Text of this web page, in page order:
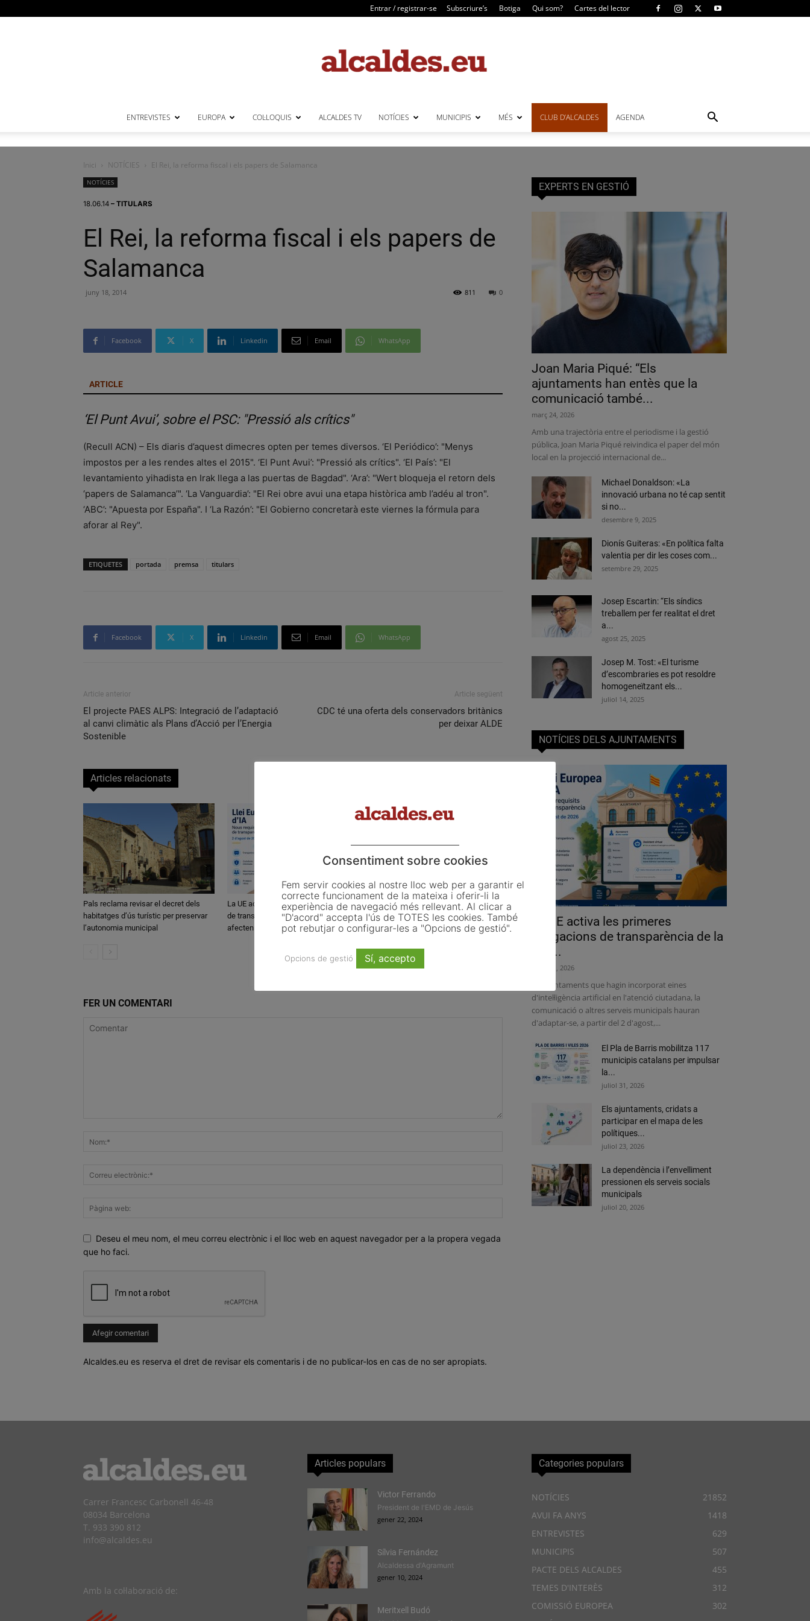
Entrar / registrar-se Subscriure’s Botiga Qui som? Cartes del lector
ENTREVISTES EUROPA COL·LOQUIS ALCALDES TV NOTÍCIES MUNICIPIS MÉS CLUB D’ALCALDES AGENDA
Inici NOTÍCIES El Rei, la reforma fiscal i els papers de Salamanca
NOTÍCIES
18.06.14 – TITULARS
El Rei, la reforma fiscal i els papers de
Salamanca
juny 18, 2014 0
811
Facebook X Linkedin Email WhatsApp
ARTICLE
‘El Punt Avui’, sobre el PSC: "Pressió als crítics"
(Recull ACN) – Els diaris d’aquest dimecres opten per temes diversos. ‘El Periódico’: "Menys
impostos per a les rendes altes el 2015". ‘El Punt Avui’: "Pressió als crítics". ‘El País’: "El
levantamiento yihadista en Irak llega a las puertas de Bagdad". ‘Ara’: "Wert bloqueja el retorn dels
‘papers de Salamanca’". ‘La Vanguardia’: "El Rei obre avui una etapa històrica amb l’adéu al tron".
‘ABC’: "Apuesta por España". I ‘La Razón’: "El Gobierno concretarà este viernes la fórmula para
aforar al Rey".
ETIQUETES portada premsa titulars
Facebook X Linkedin Email WhatsApp
Article anterior
El projecte PAES ALPS: Integració de l’adaptació
al canvi climàtic als Plans d’Acció per l’Energia
Sostenible
Article següent
CDC té una oferta dels conservadors britànics
per deixar ALDE
Articles relacionats
Pals reclama revisar el decret dels
habitatges d’ús turístic per preservar
l’autonomia municipal
La UE activa les primeres obligacions
de transparència de la Llei d’IA que
afecten els ajuntaments
El Pla de Barris mobilitza 117
municipis catalans per impulsar la
regeneració urbana
FER UN COMENTARI
Deseu el meu nom, el meu correu electrònic i el lloc web en aquest navegador per a la propera vegada
que ho faci.
Alcaldes.eu es reserva el dret de revisar els comentaris i de no publicar-los en cas de no ser apropiats.
EXPERTS EN GESTIÓ
Joan Maria Piqué: “Els
ajuntaments han entès que la
comunicació també...
març 24, 2026
Amb una trajectòria entre el periodisme i la gestió
pública, Joan Maria Piqué reivindica el paper del món
local en la projecció internacional de...
Michael Donaldson: «La
innovació urbana no té cap sentit
si no...
desembre 9, 2025
Dionís Guiteras: «En política falta
valentia per dir les coses com...
setembre 29, 2025
Josep Escartin: “Els síndics
treballem per fer realitat el dret
a...
agost 25, 2025
Josep M. Tost: «El turisme
d’escombraries es pot resoldre
homogeneïtzant els...
juliol 14, 2025
NOTÍCIES DELS AJUNTAMENTS
La UE activa les primeres
obligacions de transparència de la
Llei...
juliol 31, 2026
Els ajuntaments que hagin incorporat eines
d'intel·ligència artificial en l'atenció ciutadana, la
comunicació o altres serveis municipals hauran
d'adaptar-se, a partir del 2 d'agost,...
El Pla de Barris mobilitza 117
municipis catalans per impulsar
la...
juliol 31, 2026
Els ajuntaments, cridats a
participar en el mapa de les
polítiques...
juliol 23, 2026
La dependència i l’envelliment
pressionen els serveis socials
municipals
juliol 20, 2026
Carrer Francesc Carbonell 46-48
08034 Barcelona
T. 933 390 812
info@alcaldes.eu
Amb la col·laboració de:
Articles populars
Victor Ferrando
President de l'EMD de Jesús
gener 22, 2024
Sílvia Fernández
Alcaldessa d'Agramunt
gener 10, 2024
Meritxell Budó
Categories populars
NOTÍCIES
21852
AVUI FA ANYS
1418
ENTREVISTES
629
MUNICIPIS
507
PACTE DELS ALCALDES
455
TEMES D'INTERÈS
312
COMISSIÓ EUROPEA
302
Consentiment sobre cookies
Fem servir cookies al nostre lloc web per a garantir el
correcte funcionament de la mateixa i oferir-li la
experiència de navegació més rellevant. Al clicar a
"D'acord" accepta l'ús de TOTES les cookies. També
pot rebutjar o configurar-les a "Opcions de gestió".
Opcions de gestió Sí, accepto